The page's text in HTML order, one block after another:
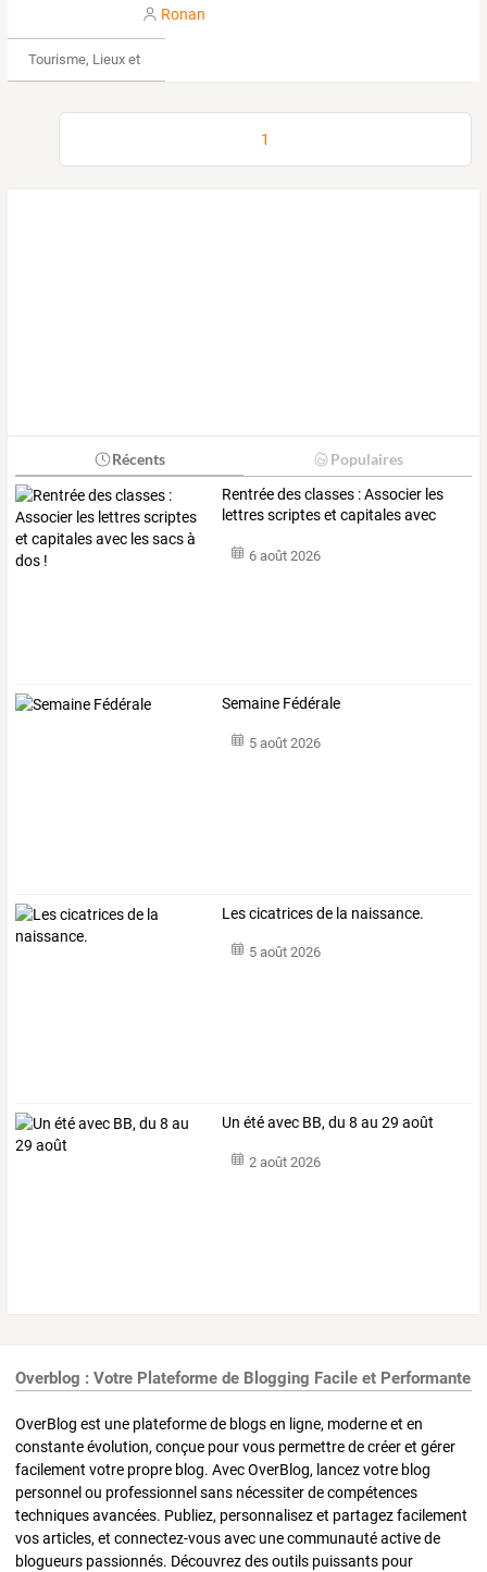
Ronan
Tourisme, Lieux et Événements
1
Récents Populaires
Rentréedesclasses :Associer les
lettresscripteset capitalesavec
6 août 2026
Semaine Fédérale
5 août 2026
Les cicatrices de la naissance.
5 août 2026
Un été avec BB, du 8 au 29 août
2 août 2026
Overblog : Votre Plateforme de Blogging Facile et Performante
OverBlog est une plateforme de blogs en ligne, moderne et en
constante évolution, conçue pour vous permettre de créer et gérer
facilement votre propre blog. Avec OverBlog, lancez votre blog
personnel ou professionnel sans nécessiter de compétences
techniques avancées. Publiez, personnalisez et partagez facilement
vos articles, et connectez-vous avec une communauté active de
blogueurs passionnés. Découvrez des outils puissants pour